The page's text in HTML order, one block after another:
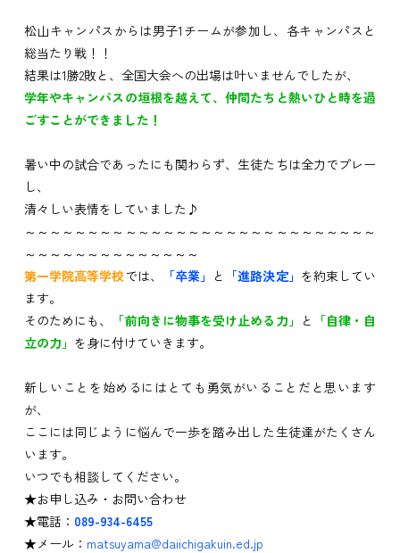
松山キャンパスからは男子1チームが参加し、各キャンパスと
総当たり戦！！
結果は1勝2敗と、全国大会への出場は叶いませんでしたが、
学年やキャンパスの垣根を越えて、仲間たちと熱いひと時を過
ごすことができました！
暑い中の試合であったにも関わらず、生徒たちは全力でプレー
し、
清々しい表情をしていました♪
～～～～～～～～～～～～～～～～～～～～～～～～～～～～
～～～～～～～～～～～～～～
第一学院高等学校では、 「卒業」 と 「進路決定」 を約束してい
ます。
そのためにも、
「前向きに物事を受け止める力」 と 「自律・自
立の力」 を身に付けていきます。
新しいことを始めるにはとても勇気がいることだと思います
が、
ここには同じように悩んで一歩を踏み出した生徒達がたくさん
います。
いつでも相談してください。
★お申し込み・お問い合わせ
★電話： 089-934-6455
★メール： matsuyama@daiichigakuin.ed.jp